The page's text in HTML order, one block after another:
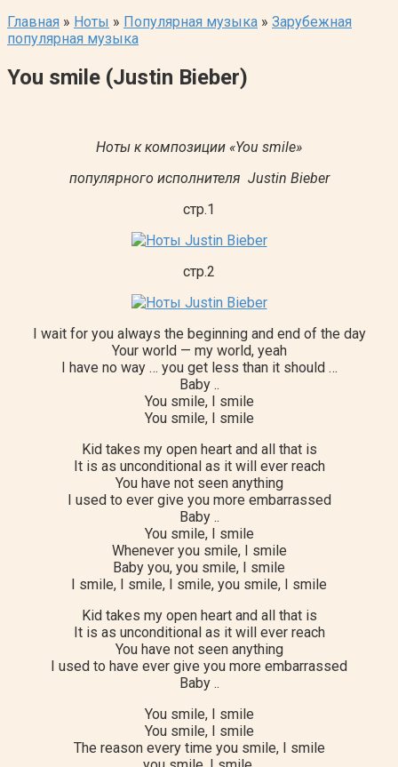
Главная » Ноты » Популярная музыка » Зарубежная
популярная музыка
You smile (Justin Bieber)
Ноты к композиции «You smile»
популярного исполнителя Justin Bieber
стр.1
стр.2
I wait for you always the beginning and end of the day
Your world — my world, yeah
I have no way … you get less than it should …
Baby ..
You smile, I smile
You smile, I smile
Kid takes my open heart and all that is
It is as unconditional as it will ever reach
You have not seen anything
I used to ever give you more embarrassed
Baby ..
You smile, I smile
Whenever you smile, I smile
Baby you, you smile, I smile
I smile, I smile, I smile, you smile, I smile
Kid takes my open heart and all that is
It is as unconditional as it will ever reach
You have not seen anything
I used to have ever give you more embarrassed
Baby ..
You smile, I smile
You smile, I smile
The reason every time you smile, I smile